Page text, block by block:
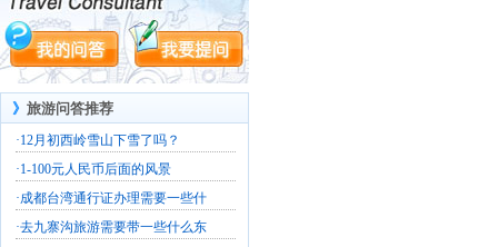
》 旅游问答推荐
·12月初西岭雪山下雪了吗？
·1-100元人民币后面的风景
·成都台湾通行证办理需要一些什
·去九寨沟旅游需要带一些什么东